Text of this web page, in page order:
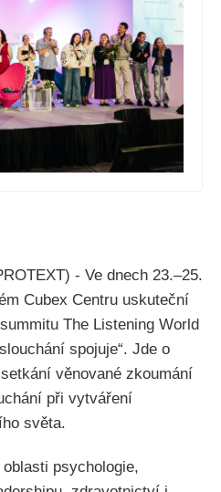
- Ve dnech 23.–25.
Cubex Centru uskuteční
The Listening World
spojuje“. Jde o
věnované zkoumání
při vytváření
světa.
psychologie,